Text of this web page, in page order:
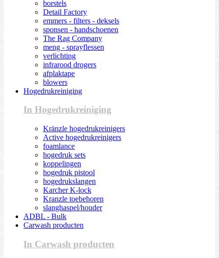
borstels
Detail Factory
emmers - filters - deksels
sponsen - handschoenen
The Rag Company
meng - sprayflessen
verlichting
infrarood drogers
afplaktape
blowers
Hogedrukreiniging
In Hogedrukreiniging
Kränzle hogedrukreinigers
Active hogedrukreinigers
foamlance
hogedruk sets
koppelingen
hogedruk pistool
hogedrukslangen
Karcher K-lock
Kranzle toebehoren
slanghaspel/houder
ADBL - Bulk
Carwash producten
In Carwash producten